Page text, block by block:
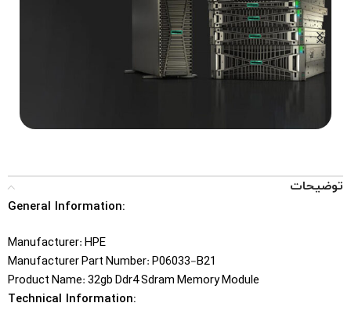
SERVERSتوضیحات
General Information:
Manufacturer: HPE
Manufacturer Part Number: P06033-B21
Product Name: 32gb Ddr4 Sdram Memory Module
Technical Information: